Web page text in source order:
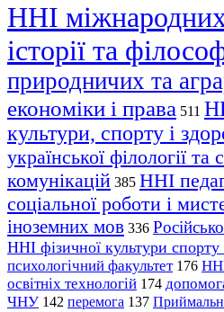
ННІ
історії та
природничих та
економіки і права 511
культури, спорту і
української філології та
комунікацій 385 ННІ
соціальної роботи і
іноземних мов 336
ННІ фізичної культури спорту
психологічний факультет 176
освітніх технологій 174
ЧНУ 142 перемога 137